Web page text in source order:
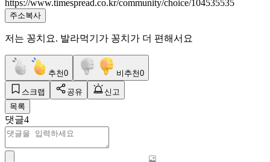
https://www.timespread.co.kr/community/choice/104535535
주소복사
저는 꽁치요. 발라먹기가 꽁치가 더 편해서요
추천0 비추천0
스크랩 공유
신고
목록
댓글4